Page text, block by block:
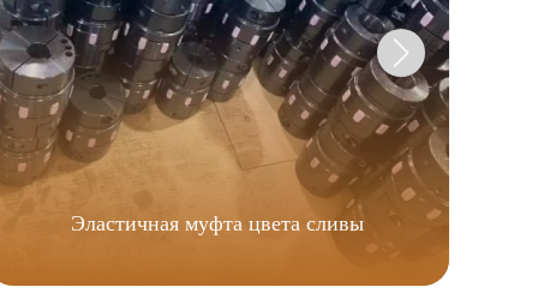
Эластичная муфта цвета сливы